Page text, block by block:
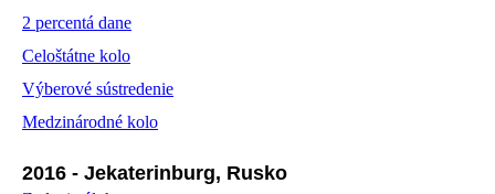
2 percentá dane
Celoštátne kolo
Výberové sústredenie
Medzinárodné kolo
2016 - Jekaterinburg, Rusko